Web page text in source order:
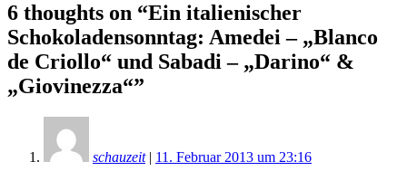
6 thoughts on “Ein italienischer
Schokoladensonntag: Amedei – „Blanco
de Criollo“ und Sabadi – „Darino“ &
„Giovinezza“”
schauzeit| 11. Februar 2013 um 23:16